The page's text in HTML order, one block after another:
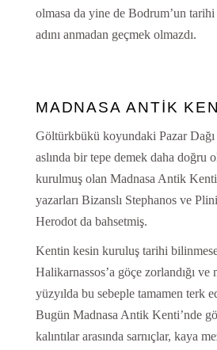
olmasa da yine de Bodrum’un tarihi
adını anmadan geçmek olmazdı.
MADNASA ANTİK
Göltürkbükü koyundaki Pazar Dağı
aslında bir tepe demek daha doğru
kurulmuş olan Madnasa Antik
yazarları Bizanslı Stephanos ve
Herodot da bahsetmiş.
Kentin kesin kuruluş tarihi bilinmese
Halikarnassos’a göçe zorlandığı ve
yüzyılda bu sebeple tamamen terk
Bugün Madnasa Antik Kenti’nde
kalıntılar arasında sarnıçlar, kaya